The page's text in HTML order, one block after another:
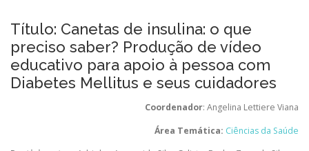
Título: Canetas de insulina: o que
preciso saber? Produção de vídeo
educativo para apoio à pessoa com
Diabetes Mellitus e seus cuidadores
Coordenador: Angelina Lettiere Viana
Área Temática: Ciências da Saúde